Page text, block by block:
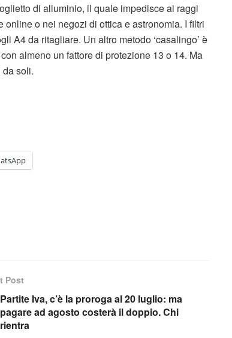
di alluminio, il quale impedisce ai raggi
o nei negozi di ottica e astronomia. I filtri
A4 da ritagliare. Un altro metodo ‘casalingo’ è
almeno un fattore di protezione 13 o 14. Ma
da soli.
Post
Partite Iva, c’è la proroga al 20 luglio: ma
pagare ad agosto costerà il doppio. Chi
rientra